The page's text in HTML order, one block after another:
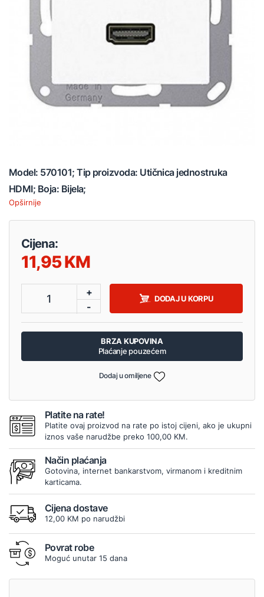
Model: 570101; Tip proizvoda: Utičnica jednostruka
HDMI; Boja: Bijela;
Opširnije
Cijena:
11,95
1
+
-
DODAJ U KORPU
BRZA KUPOVINA
Plaćanje pouzećem
Dodaj u omiljene
Platite na rate!
Platite ovaj proizvod na rate po istoj cijeni, ako je ukupni
iznos vaše narudžbe preko 100,00 KM.
Način plaćanja
Gotovina, internet bankarstvom, virmanom i kreditnim
karticama.
Cijena dostave
12,00 KM po narudžbi
Povrat robe
Moguć unutar 15 dana